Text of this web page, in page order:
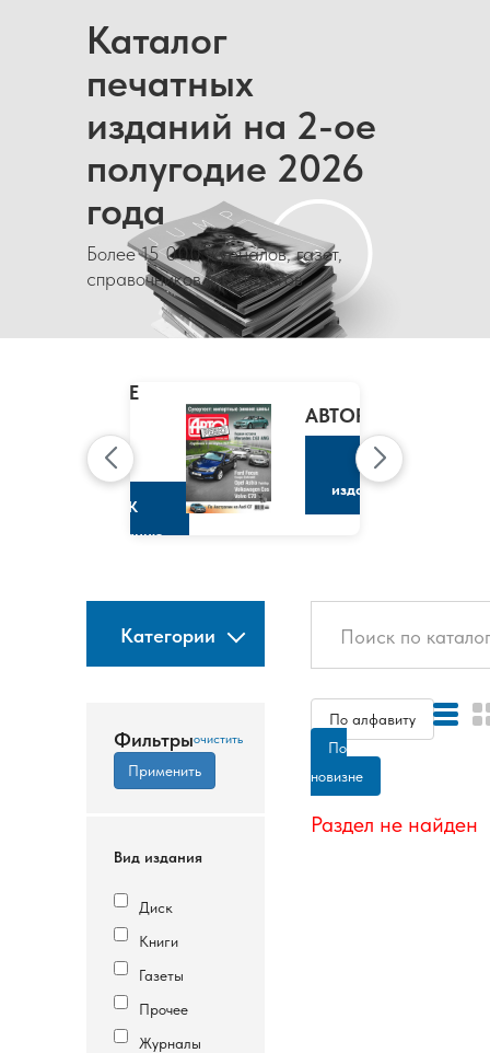
Каталог
печатных
изданий на 2-ое
полугодие 2026
года
Более 15 000 журналов, газет,
справочников и каталогов
CLAIRE
МАРИ
КЛЭР
К
изданию
АВТОРЕВЮ
К
изданию
Категории
Фильтры
Вид издания
Диск
Книги
Газеты
Прочее
Журналы
По алфавиту
По
новизне
Раздел не найден